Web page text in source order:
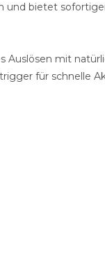
bietet
mit
für schnelle